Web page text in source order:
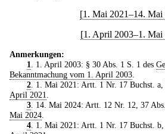
[1. Mai 2021–14. Mai
[1. April 2003–1. Mai
Anmerkungen:
1
. 1. April 2003: § 30 Abs. 1 S. 1 des
Bekanntmachung vom 1. April 2003
2. 1. Mai 2021: Artt. 1 Nr. 17 Buchst. a,
April 2021
3. 14. Mai 2024: Artt. 12 Nr. 12, 37
Mai 2024
4. 1. Mai 2021: Artt. 1 Nr. 17 Buchst. b,